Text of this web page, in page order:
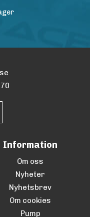
Information
Om oss
Nyheter
Nyhetsbrev
Om cookies
Pump